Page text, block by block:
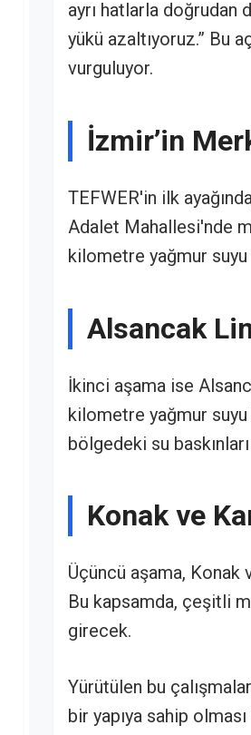
ayrı hatlarla doğrudan
yükü azaltıyoruz.” Bu
vurguluyor.
İzmir’in
TEFWER'in ilk
Adalet Mahallesi'nde
kilometre yağmur suyu
Alsancak
İkinci aşama ise
kilometre yağmur suyu
bölgedeki su
Konak ve
Üçüncü aşama, Konak
Bu kapsamda, çeşitli
girecek.
Yürütülen bu
bir yapıya sahip